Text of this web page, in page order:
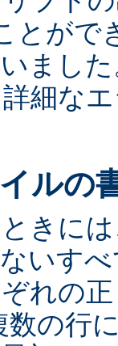
とがで
まし
細な
ルの
きに
いす
れの
数の行